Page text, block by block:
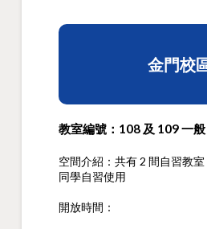
金門校
教室編號：108 及 109 一
空間介紹：共有 2 間自習教
同學自習使用
開放時間：